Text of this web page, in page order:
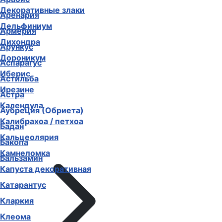
Аренария
Армерия
Арункус
Аспарагус
Астильба
Астра
Аубреция (Обриета)
Бадан
Бакопа
Бальзамин
Декоративные злаки
Дельфиниум
Дихондра
Дороникум
Иберис
Ирезине
Календула
Калибрахоа / петхоа
Кальцеолярия
Камнеломка
Капуста декоративная
Катарантус
Кларкия
Клеома